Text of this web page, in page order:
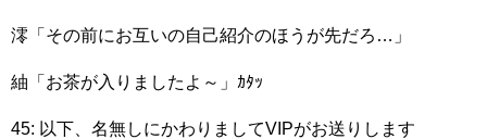
澪「その前にお互いの自己紹介のほうが先だろ…」
紬「お茶が入りましたよ～」ｶﾀｯ
45: 以下、名無しにかわりましてVIPがお送りします